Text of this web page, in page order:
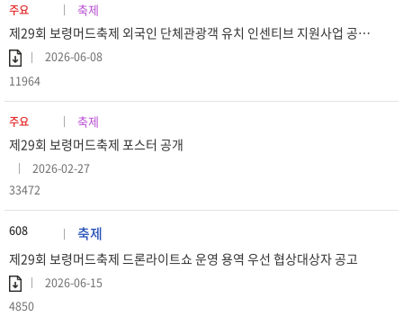
주요 축제
제29회 보령머드축제 외국인 단체관광객 유치 인센티브 지원사업 공고 (재공고)
2026-06-08
11964
주요 축제
제29회 보령머드축제 포스터 공개
2026-02-27
33472
608 축제
제29회 보령머드축제 드론라이트쇼 운영 용역 우선 협상대상자 공고
2026-06-15
4850